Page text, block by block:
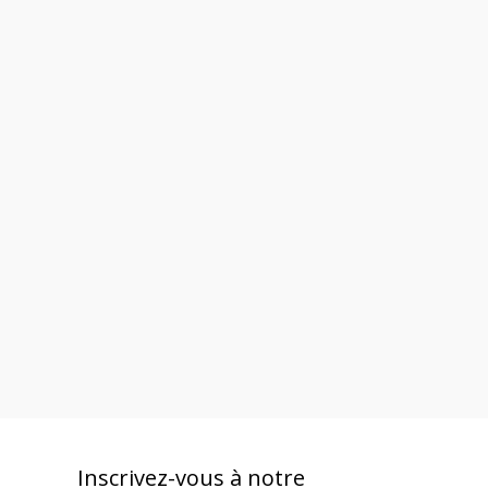
Inscrivez-vous à notre